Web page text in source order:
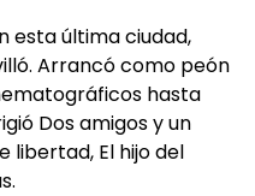
esta última ciudad,
Arrancó como peón
hasta
Dos amigos y un
libertad, El hijo del